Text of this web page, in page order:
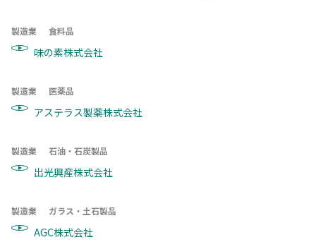
製造業 食料品
味の素株式会社
製造業 医薬品
アステラス製薬株式会社
製造業 石油・石炭製品
出光興産株式会社
製造業 ガラス・土石製品
AGC株式会社